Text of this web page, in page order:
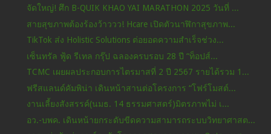
จัดใหญ่! ศึก B-QUIK KHAO YAI MARATHON 2025 วันที่ ...
สายสุขภาพต้องร้องว้าววว! Hcare เปิดตัวนาฬิกาสุขภาพ...
TikTok ส่ง Holistic Solutions ต่อยอดความสำเร็จช่วง...
เซ็นทรัล ฟู้ด รีเทล กรุ๊ป ฉลองครบรอบ 28 ปี “ท็อปส์...
TCMC เผยผลประกอบการไตรมาสที่ 2 ปี 2567 รายได้รวม 1...
ฟรีสแลนด์คัมพิน่า เดินหน้าสานต่อโครงการ “โฟร์โมสต์...
งานเลี้ยงสังสรรค์(นมธ. 14 ธรรมศาสตร์)มิตรภาพไม่ เ...
อว.-บพค. เดินหน้ายกระดับขีดความสามารถระบบวิทยาศาสต...